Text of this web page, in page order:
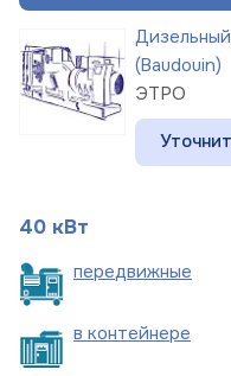
(Baudouin)
ЭТРО
40 кВт
передвижные
в контейнере